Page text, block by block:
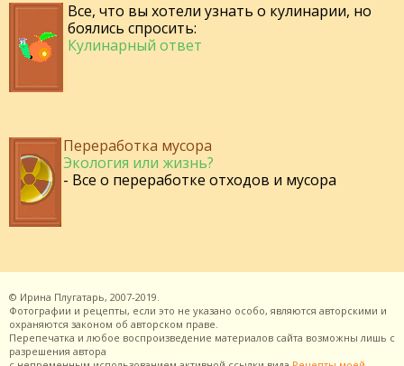
Все, что вы хотели узнать о кулинарии, но
боялись спросить:
Кулинарный ответ
Переработка мусора
Экология или жизнь?
- Все о переработке отходов и мусора
© Ирина Плугатарь, 2007-2019.
Фотографии и рецепты, если это не указано особо, являются авторскими и
охраняются законом об авторском праве.
Перепечатка и любое воспроизведение материалов сайта возможны лишь с
разрешения автора